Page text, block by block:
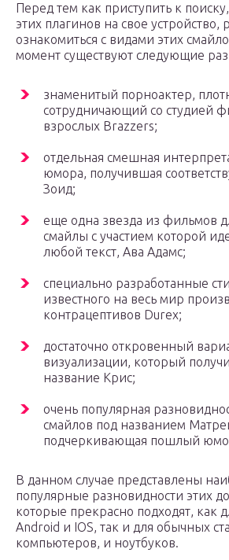
Перед тем как приступить к
этих плагинов на свое устройство,
ознакомиться с видами этих
момент существуют следующие
знаменитый порноактер,
сотрудничающий со студией
взрослых Brazzers;
отдельная смешная
юмора, получившая
Зоид;
еще одна звезда из фильмов
смайлы с участием которой
любой текст, Ава Адамс;
специально разработанные
известного на весь мир
контрацептивов Durex;
достаточно откровенный
визуализации, который
название Крис;
очень популярная
смайлов под названием
подчеркивающая пошлый
В данном случае представлены
популярные разновидности этих
которые прекрасно подходят, как
Android и IOS, так и для обычных
компьютеров, и ноутбуков.